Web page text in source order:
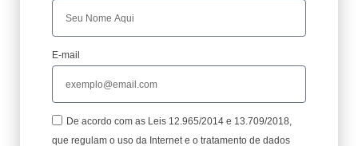
E-mail
De acordo com as Leis 12.965/2014 e 13.709/2018,
que regulam o uso da Internet e o tratamento de dados